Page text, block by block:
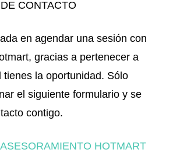
CONTACTO
en agendar una sesión con
gracias a pertenecer a
tienes la oportunidad. Sólo
el siguiente formulario y se
contigo.
HOTMART